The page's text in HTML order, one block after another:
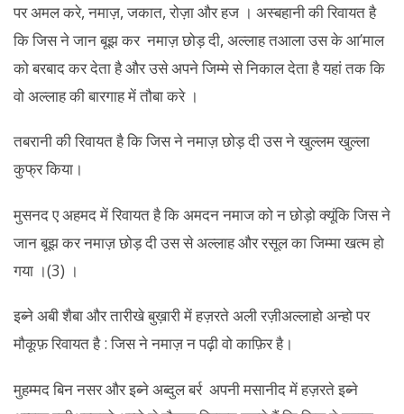
पर अमल करे, नमाज़, जकात, रोज़ा और हज । अस्बहानी की रिवायत है
कि जिस ने जान बूझ कर नमाज़ छोड़ दी, अल्लाह तआला उस के आ’माल
को बरबाद कर देता है और उसे अपने जिम्मे से निकाल देता है यहां तक कि
वो अल्लाह की बारगाह में तौबा करे ।
तबरानी की रिवायत है कि जिस ने नमाज़ छोड़ दी उस ने खुल्लम खुल्ला
कुफ्र किया।
मुसनद ए अहमद में रिवायत है कि अमदन नमाज को न छोड़ो क्यूंकि जिस ने
जान बूझ कर नमाज़ छोड़ दी उस से अल्लाह और रसूल का जिम्मा खत्म हो
गया ।(3) ।
इब्ने अबी शैबा और तारीखे बुख़ारी में हज़रते अली रज़ीअल्लाहो अन्हो पर
मौकूफ़ रिवायत है : जिस ने नमाज़ न पढ़ी वो काफ़िर है।
मुहम्मद बिन नसर और इब्ने अब्दुल बर्र अपनी मसानीद में हज़रते इब्ने